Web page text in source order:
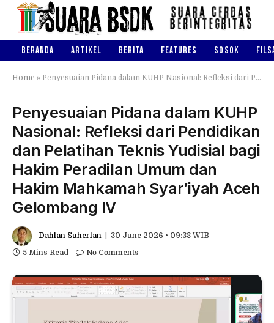
BERANDA ARTIKEL BERITA FEATURES SOSOK
Home » Penyesuaian Pidana dalam KUHP Nasional: Refleksi dari Pendidikan dan Pelatihan Teknis Yudisial bagi Hakim Peradilan Umum dan Hakim Mahkamah Syar’iyah Aceh Gelombang IV
Penyesuaian Pidana dalam KUHP
Nasional: Refleksi dari Pendidikan
dan Pelatihan Teknis Yudisial bagi
Hakim Peradilan Umum dan
Hakim Mahkamah Syar’iyah Aceh
Gelombang IV
Dahlan Suherlan
30 June 2026 • 09:38 WIB
5 Mins Read
No Comments